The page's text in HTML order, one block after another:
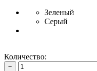
Зеленый
Серый
Количество:
−